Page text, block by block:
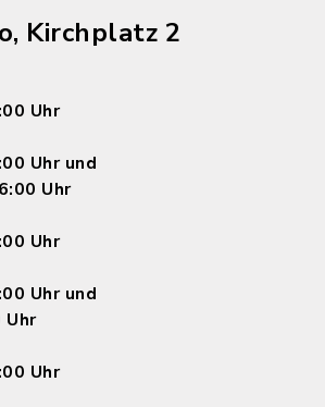
Kirchplatz 2
Uhr
Uhr und
Uhr
Uhr
Uhr und
Uhr
Uhr